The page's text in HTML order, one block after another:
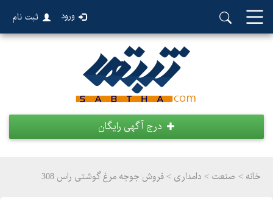
ورود ثبت نام
درج آگهی رایگان
خانه > صنعت > دامداری > فروش جوجه مرغ گوشتی راس 308